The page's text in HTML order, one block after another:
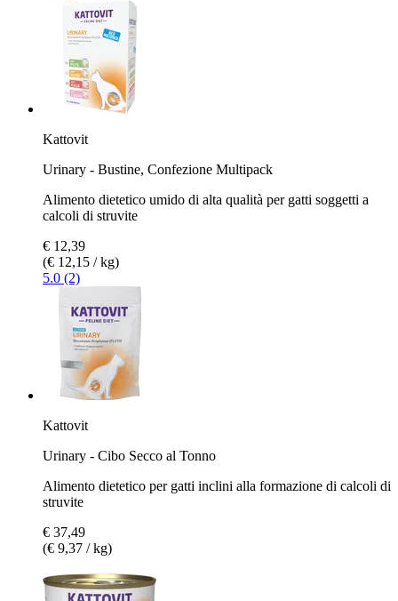
Kattovit
Urinary - Bustine, Confezione Multipack
Alimento dietetico umido di alta qualità per gatti soggetti a
calcoli di struvite
€ 12,39
(€ 12,15 / kg)
5.0 (2)
Kattovit
Urinary - Cibo Secco al Tonno
Alimento dietetico per gatti inclini alla formazione di calcoli di
struvite
€ 37,49
(€ 9,37 / kg)